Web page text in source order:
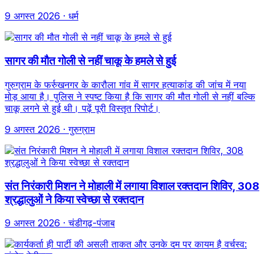
9 अगस्त 2026 · धर्म
सागर की मौत गोली से नहीं चाकू के हमले से हुई
गुरुग्राम के फर्रुखनगर के कारौला गांव में सागर हत्याकांड की जांच में नया
मोड़ आया है। पुलिस ने स्पष्ट किया है कि सागर की मौत गोली से नहीं बल्कि
चाकू लगने से हुई थी। पढ़ें पूरी विस्तृत रिपोर्ट।
9 अगस्त 2026 · गुरुग्राम
संत निरंकारी मिशन ने मोहाली में लगाया विशाल रक्तदान शिविर, 308
श्रद्धालुओं ने किया स्वेच्छा से रक्तदान
9 अगस्त 2026 · चंडीगढ़-पंजाब